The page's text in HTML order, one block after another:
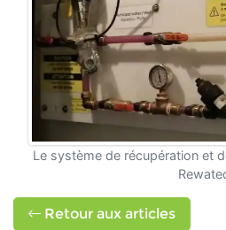
Le système de récupération et
Retour aux articles